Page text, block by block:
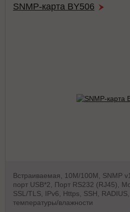
SNMP-карта BY506
Встраиваемая, 10М/100М, SNMP
порт USB*2, Порт RS232 (RJ45),
SSL/TLS, IPv6, Https, SSH,
температуры/влажности